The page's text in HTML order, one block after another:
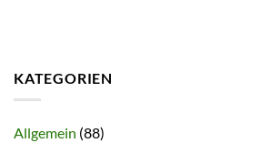
KATEGORIEN
Allgemein (88)